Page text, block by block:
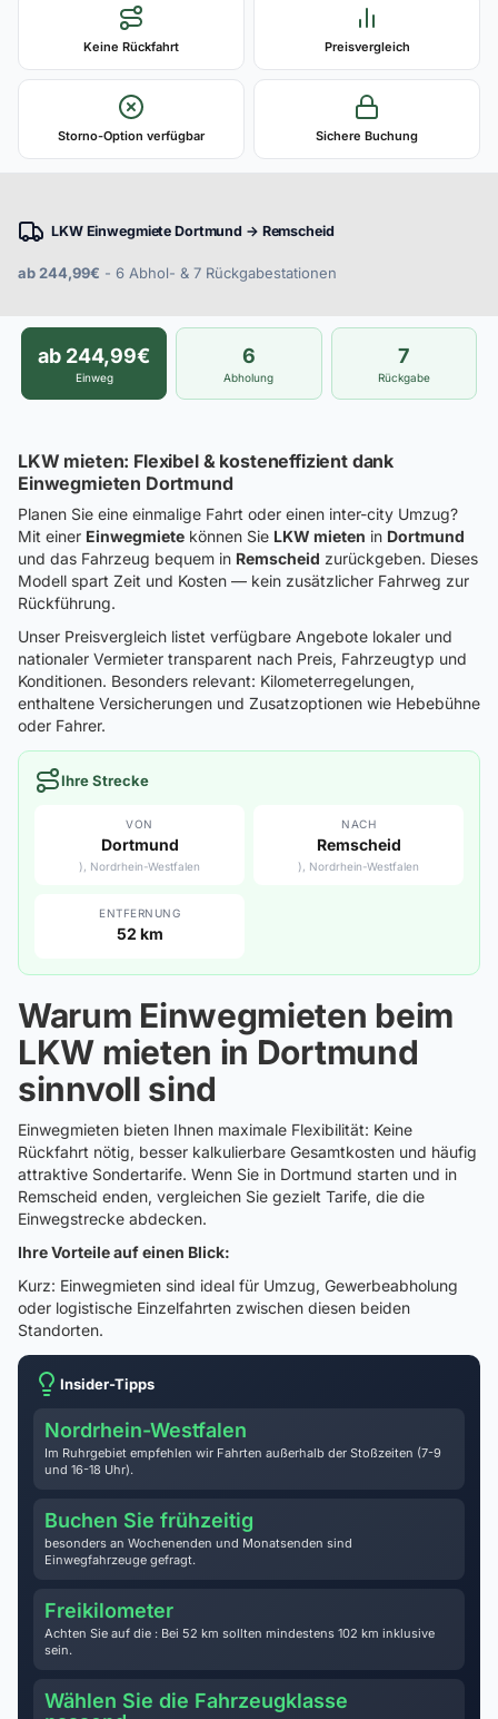
Keine Rückfahrt Preisvergleich
Storno-Option verfügbar Sichere Buchung
LKW Einwegmiete Dortmund → Remscheid
ab 244,99€ - 6 Abhol- & 7 Rückgabestationen
ab 244,99€
Einweg
6
Abholung
7
Rückgabe
LKW mieten: Flexibel & kosteneffizient dank
Einwegmieten Dortmund
Planen Sie eine einmalige Fahrt oder einen inter-city Umzug?
Mit einer Einwegmiete können Sie LKW mieten in Dortmund
und das Fahrzeug bequem in Remscheid zurückgeben. Dieses
Modell spart Zeit und Kosten — kein zusätzlicher Fahrweg zur
Rückführung.
Unser Preisvergleich listet verfügbare Angebote lokaler und
nationaler Vermieter transparent nach Preis, Fahrzeugtyp und
Konditionen. Besonders relevant: Kilometerregelungen,
enthaltene Versicherungen und Zusatzoptionen wie Hebebühne
oder Fahrer.
Ihre Strecke
VON
Dortmund
), Nordrhein-Westfalen
NACH
Remscheid
), Nordrhein-Westfalen
ENTFERNUNG
52 km
Warum Einwegmieten beim
LKW mieten in Dortmund
sinnvoll sind
Einwegmieten bieten Ihnen maximale Flexibilität: Keine
Rückfahrt nötig, besser kalkulierbare Gesamtkosten und häufig
attraktive Sondertarife. Wenn Sie in Dortmund starten und in
Remscheid enden, vergleichen Sie gezielt Tarife, die die
Einwegstrecke abdecken.
Ihre Vorteile auf einen Blick:
Kurz: Einwegmieten sind ideal für Umzug, Gewerbeabholung
oder logistische Einzelfahrten zwischen diesen beiden
Standorten.
Insider-Tipps
Nordrhein-Westfalen
Im Ruhrgebiet empfehlen wir Fahrten außerhalb der Stoßzeiten (7-9
und 16-18 Uhr).
Buchen Sie frühzeitig
besonders an Wochenenden und Monatsenden sind
Einwegfahrzeuge gefragt.
Freikilometer
Achten Sie auf die : Bei 52 km sollten mindestens 102 km inklusive
sein.
Wählen Sie die Fahrzeugklasse